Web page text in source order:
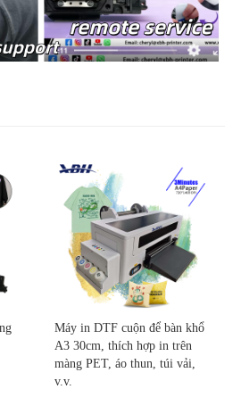
Máy in DTF cuộn để bàn khổ
A3 30cm, thích hợp in trên
màng PET, áo thun, túi vải,
v.v.